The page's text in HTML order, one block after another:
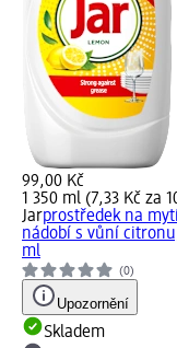
99,00 Kč
1 350 ml (7,33 Kč za
Jarprostředek na mytí
nádobí s vůní
ml
(0)
Upozornění
Skladem